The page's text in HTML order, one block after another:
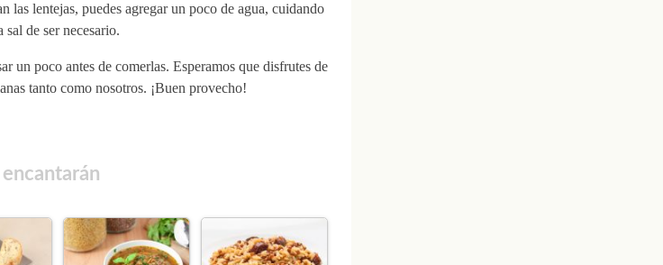
las lentejas, puedes agregar un poco de agua, cuidando
de ser necesario.
un poco antes de comerlas. Esperamos que disfrutes de
tanto como nosotros. ¡Buen provecho!